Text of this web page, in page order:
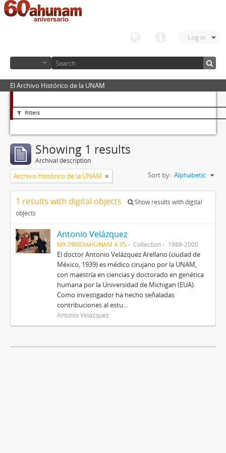
Log in
El Archivo Histórico de la UNAM
Filters
Showing 1 results
Archival description
Archivo Histórico de la UNAM Sort by: Alphabetic
1 results with digital objects
Show results with digital
objects
Antonio Velázquez
MX 09003AHUNAM 4.35 Collection 1988-2000
El doctor Antonio Velázquez Arellano (ciudad de
México, 1939) es médico cirujano por la UNAM,
con maestría en ciencias y doctorado en genética
humana por la Universidad de Michigan (EUA).
Como investigador ha hecho señaladas
contribuciones al estu...
Antonio Velázquez